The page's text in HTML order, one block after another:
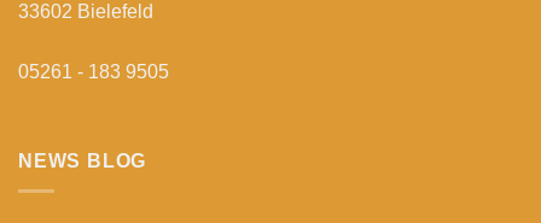
33602 Bielefeld
05261 - 183 9505
NEWS BLOG